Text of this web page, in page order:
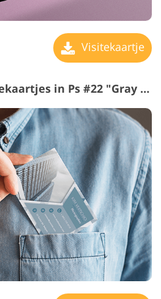
Visitekaartje
Sjabloon voor visitekaartjes in Ps #22 "Gray Halftones"